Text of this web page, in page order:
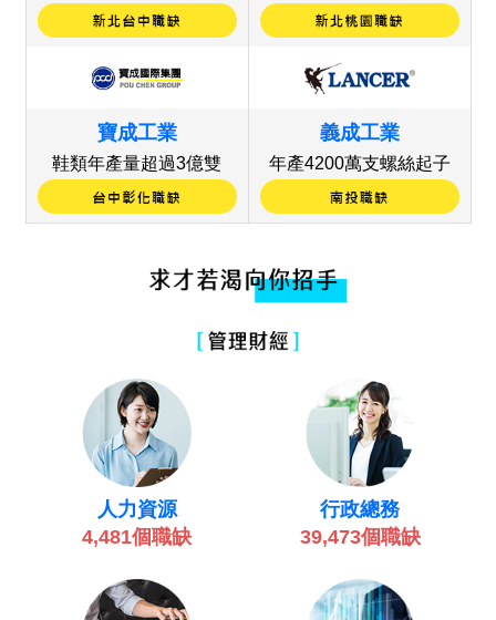
寶成工業
鞋類年產量超過3億雙
義成工業
年產4200萬支螺絲起子
人力資源
4,481個職缺
行政總務
39,473個職缺